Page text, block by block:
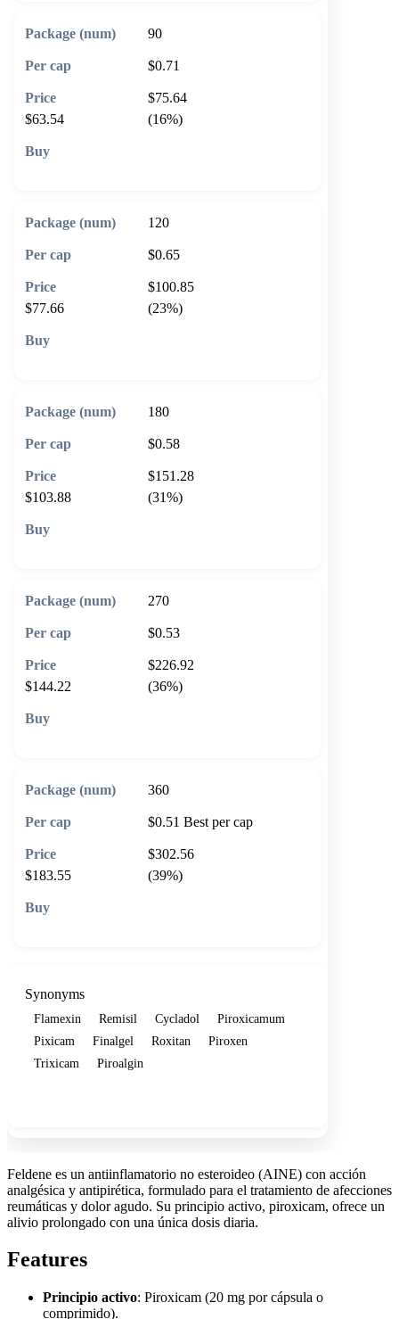
90
$0.71
$75.64
$63.54
(16%)
120
$0.65
$100.85
$77.66
(23%)
180
$0.58
$151.28
$103.88
(31%)
270
$0.53
$226.92
$144.22
(36%)
360
$0.51 Best per cap
$302.56
$183.55
(39%)
Synonyms
Flamexin Remisil Cycladol
Piroxicamum
Pixicam
Finalgel Roxitan
Piroxen
Trixicam
Piroalgin
Feldene es un antiinflamatorio no esteroideo (AINE) con acción
analgésica y antipirética, formulado para el tratamiento de afecciones
reumáticas y dolor agudo. Su principio activo, piroxicam, ofrece un
alivio prolongado con una única dosis diaria.
Features
Principio activo: Piroxicam (20 mg por cápsula o
comprimido).